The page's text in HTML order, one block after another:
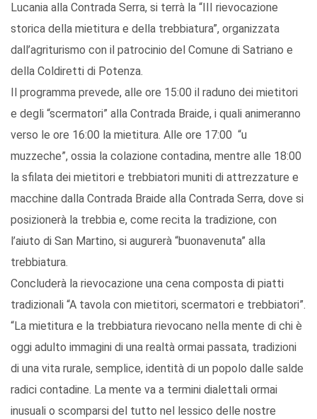
Lucania alla Contrada Serra, si terrà la “III rievocazione
storica della mietitura e della trebbiatura”, organizzata
dall’agriturismo con il patrocinio del Comune di Satriano e
della Coldiretti di Potenza.
Il programma prevede, alle ore 15:00 il raduno dei mietitori
e degli “scermatori” alla Contrada Braide, i quali animeranno
verso le ore 16:00 la mietitura. Alle ore 17:00 “u
muzzeche”, ossia la colazione contadina, mentre alle 18:00
la sfilata dei mietitori e trebbiatori muniti di attrezzature e
macchine dalla Contrada Braide alla Contrada Serra, dove si
posizionerà la trebbia e, come recita la tradizione, con
l’aiuto di San Martino, si augurerà “buonavenuta” alla
trebbiatura.
Concluderà la rievocazione una cena composta di piatti
tradizionali “A tavola con mietitori, scermatori e trebbiatori”.
“La mietitura e la trebbiatura rievocano nella mente di chi è
oggi adulto immagini di una realtà ormai passata, tradizioni
di una vita rurale, semplice, identità di un popolo dalle salde
radici contadine. La mente va a termini dialettali ormai
inusuali o scomparsi del tutto nel lessico delle nostre